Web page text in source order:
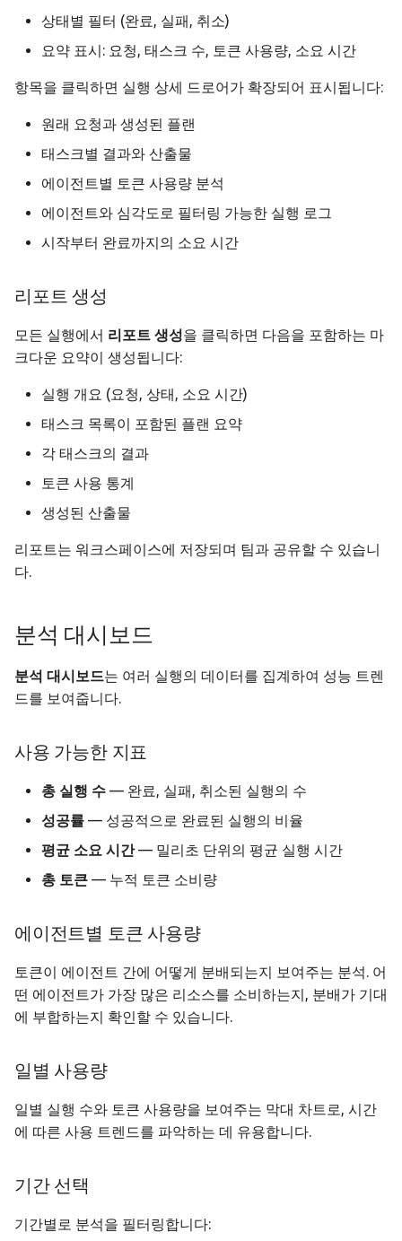
상태별 필터 (완료, 실패, 취소)
요약 표시: 요청, 태스크 수, 토큰 사용량, 소요 시간
항목을 클릭하면 실행 상세 드로어가 확장되어 표시됩니다:
원래 요청과 생성된 플랜
태스크별 결과와 산출물
에이전트별 토큰 사용량 분석
에이전트와 심각도로 필터링 가능한 실행 로그
시작부터 완료까지의 소요 시간
리포트 생성
모든 실행에서 리포트 생성을 클릭하면 다음을 포함하는 마
크다운 요약이 생성됩니다:
실행 개요 (요청, 상태, 소요 시간)
태스크 목록이 포함된 플랜 요약
각 태스크의 결과
토큰 사용 통계
생성된 산출물
리포트는 워크스페이스에 저장되며 팀과 공유할 수 있습니
다.
분석 대시보드
분석 대시보드는 여러 실행의 데이터를 집계하여 성능 트렌
드를 보여줍니다.
사용 가능한 지표
총 실행 수 — 완료, 실패, 취소된 실행의 수
성공률 — 성공적으로 완료된 실행의 비율
평균 소요 시간— 밀리초 단위의 평균 실행 시간
총 토큰 — 누적 토큰 소비량
에이전트별 토큰 사용량
토큰이 에이전트 간에 어떻게 분배되는지 보여주는 분석. 어
떤 에이전트가 가장 많은 리소스를 소비하는지, 분배가 기대
에 부합하는지 확인할 수 있습니다.
일별 사용량
일별 실행 수와 토큰 사용량을 보여주는 막대 차트로, 시간
에 따른 사용 트렌드를 파악하는 데 유용합니다.
기간 선택
기간별로 분석을 필터링합니다: